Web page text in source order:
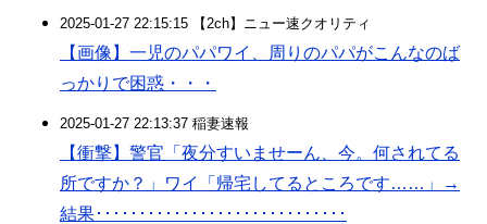
2025-01-27 22:15:15 【2ch】ニュー速クオリティ
【画像】一児のパパワイ、周りのパパがこんなのば
っかりで困惑・・・
2025-01-27 22:13:37 稲妻速報
【衝撃】警官「夜分すいませーん、今。何されてる
所ですか？」ワイ「帰宅してるところです……」→
結果･････････････････････････････